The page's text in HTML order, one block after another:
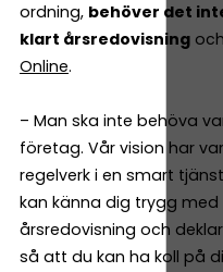
ordning, behöver det
klart årsredovisning
Online.
– Man ska inte behöva
företag. Vår vision har
regelverk i en smart
kan känna dig trygg
årsredovisning och
så att du kan ha koll på